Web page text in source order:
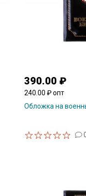
390.00 ₽
240.00 ₽ опт
Обложка на